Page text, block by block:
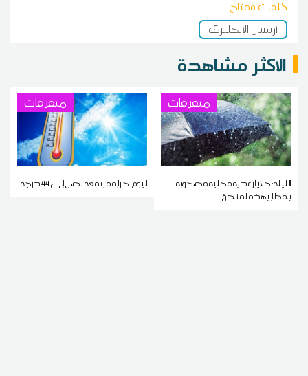
كلمات مفتاح
أرسنال الإنجليزي
الاكثر مشاهدة
متفرقات
الليلة: خلايا رعدية محلية مصحوبة
بأمطار بهذه المناطق
متفرقات
اليوم: حرارة مرتفعة تصل إلى 44 درجة